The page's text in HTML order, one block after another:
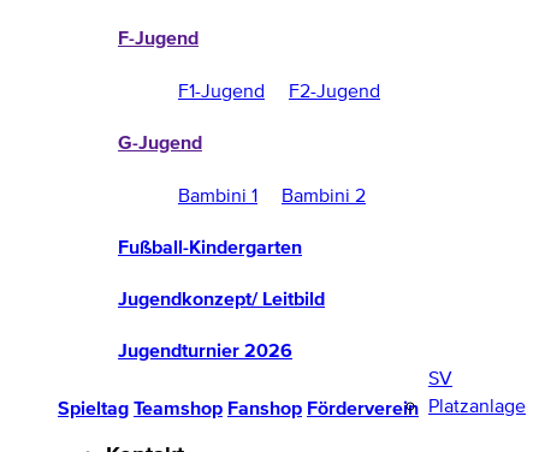
F-Jugend
F1-Jugend F2-Jugend
G-Jugend
Bambini 1 Bambini 2
Fußball-Kindergarten
Jugendkonzept/ Leitbild
Jugendturnier 2026
Spieltag Teamshop Fanshop Förderverein
SV
Platzanlage